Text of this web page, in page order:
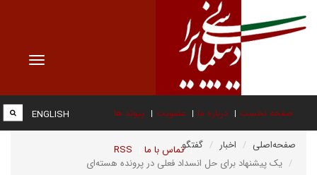
Toggle
صفحه نخست درباره ما عضویت پیوند ها
تماس با ما RSS
ENGLISH
صفحه‌اصلی اخبار
گفتگو
یک پیشنهاد برای حل انسداد فعلی در پرونده هسته‌ای